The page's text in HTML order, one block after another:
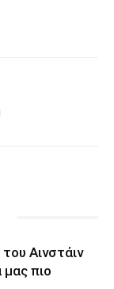
Αινστάιν
μας πιο